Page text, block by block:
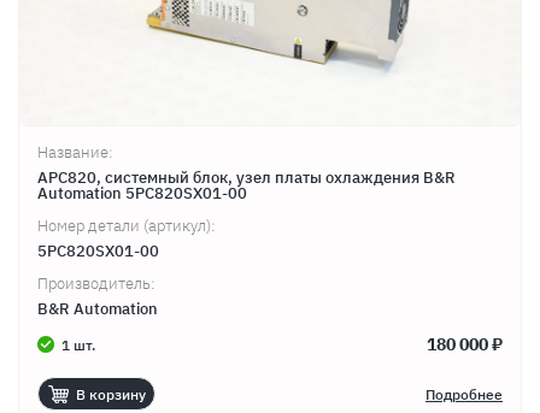
Название:
APC820, системный блок, узел платы охлаждения B&R
Automation 5PC820SX01-00
Номер детали (артикул):
5PC820SX01-00
Производитель:
B&R Automation
1 шт. 180 000 ₽
В корзину Подробнее